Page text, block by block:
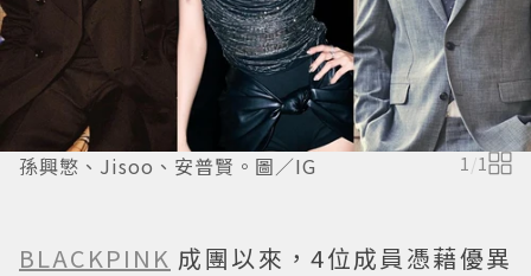
孫興慜、Jisoo、安普賢。圖／IG 1/1
BLACKPINK 成團以來，4位成員憑藉優異